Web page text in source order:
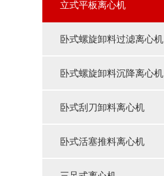
立式平板离心机
卧式螺旋卸料过滤离心机
卧式螺旋卸料沉降离心机
卧式刮刀卸料离心机
卧式活塞推料离心机